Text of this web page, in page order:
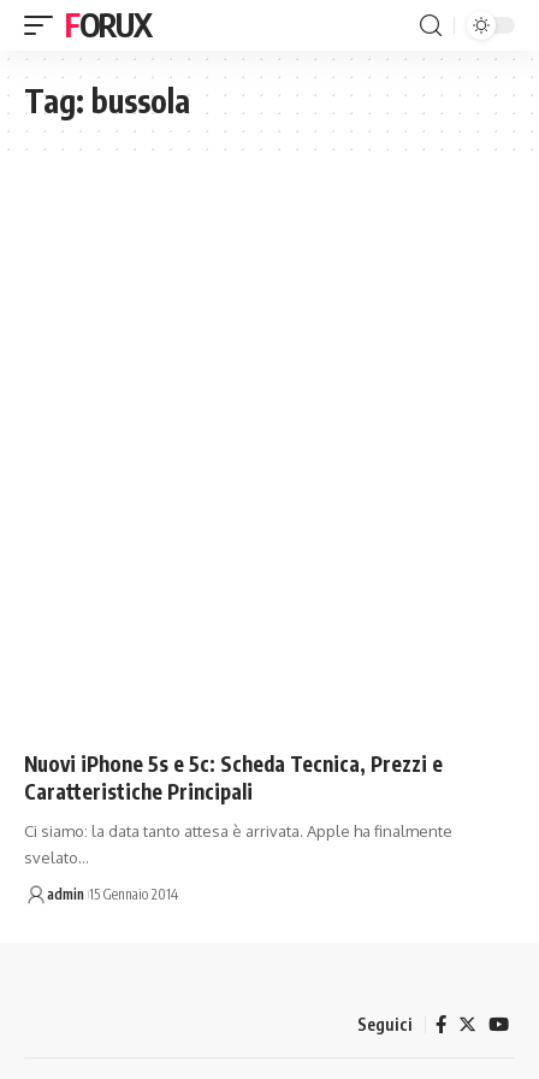
FORUX
Tag: bussola
Nuovi iPhone 5s e 5c: Scheda Tecnica, Prezzi e
Caratteristiche Principali
Ci siamo: la data tanto attesa è arrivata. Apple ha finalmente
svelato…
admin 15 Gennaio 2014
Seguici